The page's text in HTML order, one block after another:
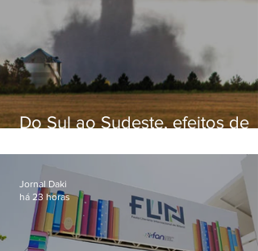
Do Sul ao Sudeste, efeitos de
apreensão na população
Jornal Daki
há 23 horas